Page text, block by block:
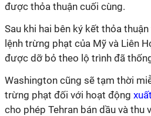
được thỏa thuận cuối cùng.
Sau khi hai bên ký kết thỏa
lệnh trừng phạt của Mỹ và Liên
được dỡ bỏ theo lộ trình đã
Washington cũng sẽ tạm thời
trừng phạt đối với hoạt động
cho phép Tehran bán dầu và thu